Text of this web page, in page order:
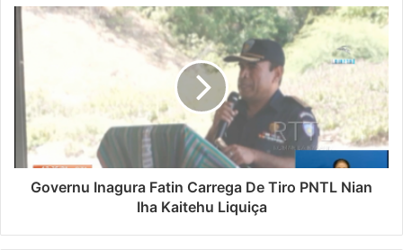
Governu Inagura Fatin Carrega De Tiro PNTL Nian
Iha Kaitehu Liquiça